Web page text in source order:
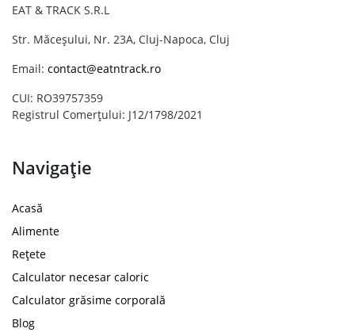
EAT & TRACK S.R.L
Str. Măceșului, Nr. 23A, Cluj-Napoca, Cluj
Email: contact@eatntrack.ro
CUI: RO39757359
Registrul Comerțului: J12/1798/2021
Navigație
Acasă
Alimente
Rețete
Calculator necesar caloric
Calculator grăsime corporală
Blog